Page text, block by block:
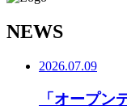
NEWS
2026.07.09
「オープン